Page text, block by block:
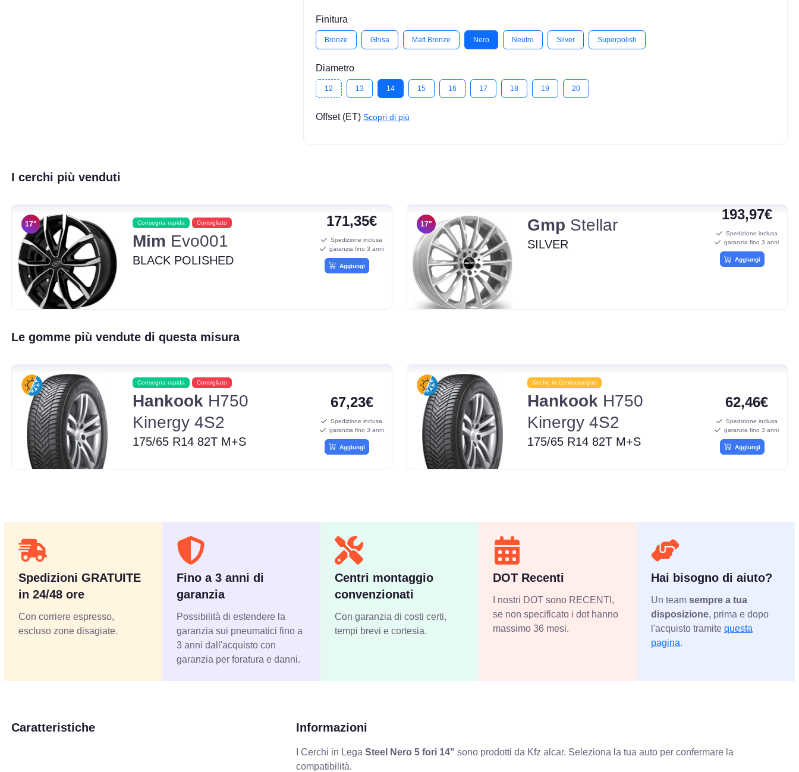
Finitura
Bronze Ghisa Matt Bronze Nero Neutro Silver Superpolish
Diametro
12 13 14 15 16 17 18 19 20
Offset (ET)Scopri di più
I cerchi più venduti
17" Consegna rapida Consigliato
Mim Evo001
BLACK POLISHED
171,35€
Spedizione inclusa
garanzia fino 3 anni
Aggiungi
17" Gmp Stellar
SILVER
193,97€
Spedizione inclusa
garanzia fino 3 anni
Aggiungi
Le gomme più vendute di questa misura
Consegna rapida Consigliato
Hankook H750
Kinergy 4S2
175/65 R14 82T M+S
67,23€
Spedizione inclusa
garanzia fino 3 anni
Aggiungi
Anche in Contrassegno
Hankook H750
Kinergy 4S2
175/65 R14 82T M+S
62,46€
Spedizione inclusa
garanzia fino 3 anni
Aggiungi
Spedizioni GRATUITE
in 24/48 ore
Con corriere espresso,
escluso zone disagiate.
Fino a 3 anni di
garanzia
Possibilità di estendere la
garanzia sui pneumatici fino a
3 anni dall'acquisto con
garanzia per foratura e danni.
Centri montaggio
convenzionati
Con garanzia di costi certi,
tempi brevi e cortesia.
DOT Recenti
I nostri DOT sono RECENTI,
se non specificato i dot hanno
massimo 36 mesi.
Hai bisogno di aiuto?
Un team sempre a tua
disposizione, prima e dopo
l'acquisto tramite questa
pagina.
Caratteristiche Informazioni
I Cerchi in LegaSteel Nero 5 fori 14" sono prodotti da Kfz alcar. Seleziona la tua auto per confermare la
compatibilità.